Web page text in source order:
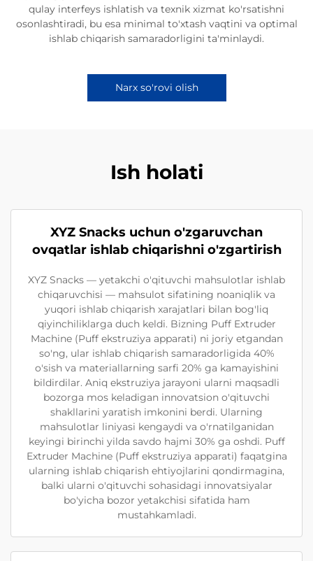
qulay interfeys ishlatish va texnik xizmat ko'rsatishni
osonlashtiradi, bu esa minimal to'xtash vaqtini va optimal
ishlab chiqarish samaradorligini ta'minlaydi.
Narx so'rovi olish
Ish holati
XYZ Snacks uchun o'zgaruvchan
ovqatlar ishlab chiqarishni o'zgartirish
XYZ Snacks — yetakchi o'qituvchi mahsulotlar ishlab
chiqaruvchisi — mahsulot sifatining noaniqlik va
yuqori ishlab chiqarish xarajatlari bilan bog'liq
qiyinchiliklarga duch keldi. Bizning Puff Extruder
Machine (Puff ekstruziya apparati) ni joriy etgandan
so'ng, ular ishlab chiqarish samaradorligida 40%
o'sish va materiallarning sarfi 20% ga kamayishini
bildirdilar. Aniq ekstruziya jarayoni ularni maqsadli
bozorga mos keladigan innovatsion o'qituvchi
shakllarini yaratish imkonini berdi. Ularning
mahsulotlar liniyasi kengaydi va o'rnatilganidan
keyingi birinchi yilda savdo hajmi 30% ga oshdi. Puff
Extruder Machine (Puff ekstruziya apparati) faqatgina
ularning ishlab chiqarish ehtiyojlarini qondirmagina,
balki ularni o'qituvchi sohasidagi innovatsiyalar
bo'yicha bozor yetakchisi sifatida ham
mustahkamladi.